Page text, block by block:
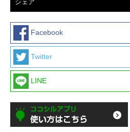
シェア
Facebook
Twitter
LINE